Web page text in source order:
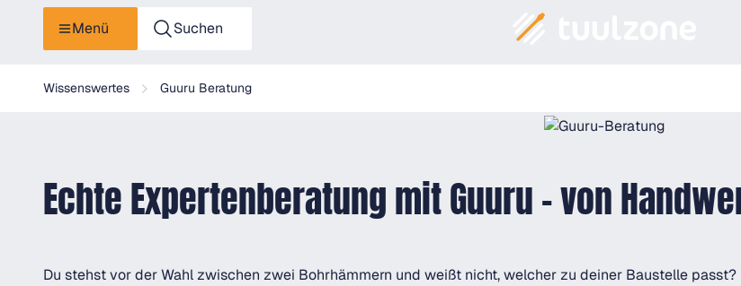
Menü Suchen
Wissenswertes Guuru Beratung
Echte Expertenberatung mit Guuru – von
Du stehst vor der Wahl zwischen zwei Bohrhämmern und weißt nicht, welcher zu deiner Baustelle